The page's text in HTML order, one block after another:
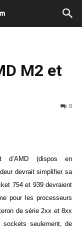
M2 et
0
d’AMD (dispos en
devrait simplifier sa
754 et 939 devraient
pour les processeurs
de série 2xx et 8xx
sockets seulement, de